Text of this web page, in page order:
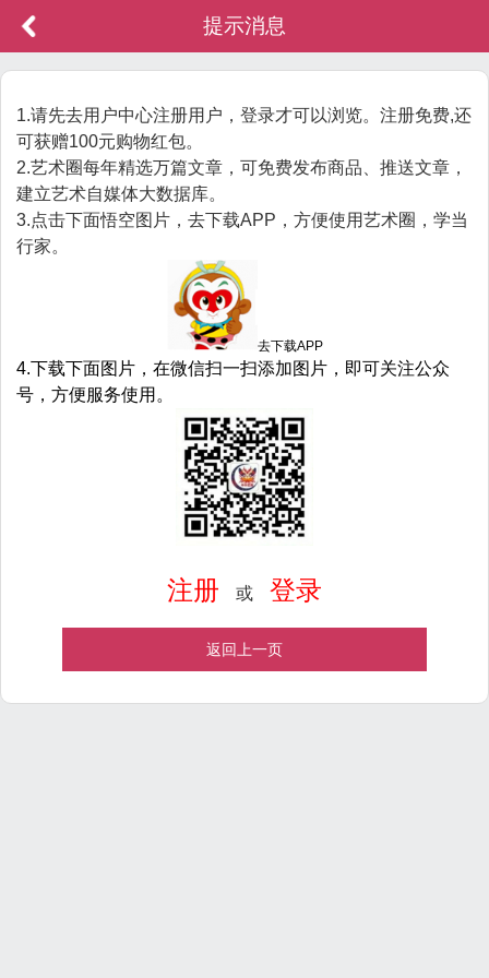
提示消息
1.请先去用户中心注册用户，登录才可以浏览。注册免费,还
可获赠100元购物红包。
2.艺术圈每年精选万篇文章，可免费发布商品、推送文章，
建立艺术自媒体大数据库。
3.点击下面悟空图片，去下载APP，方便使用艺术圈，学当
行家。
去下载APP
4.下载下面图片，在微信扫一扫添加图片，即可关注公众
号，方便服务使用。
注册 或 登录
返回上一页